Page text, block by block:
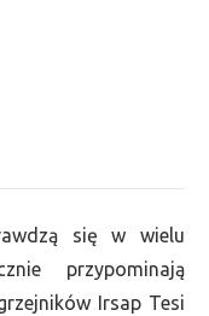
się w wielu
przypominają
Irsap Tesi